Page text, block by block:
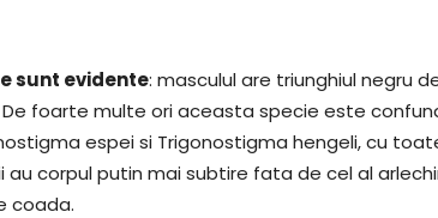
sunt evidente: masculul are triunghiul negru
foarte multe ori aceasta specie este
espei si Trigonostigma hengeli, cu
corpul putin mai subtire fata de cel al
coada.